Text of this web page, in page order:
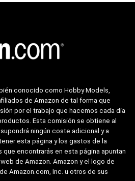
conocido como Hobby Models,
de Amazon de tal forma que
por el trabajo que hacemos cada día
Esta comisión se obtiene al
ningún coste adicional y a
esta página y los gastos de la
que encontrarás en esta página apuntan
de Amazon. Amazon y el logo de
Amazon.com, Inc. u otros de sus